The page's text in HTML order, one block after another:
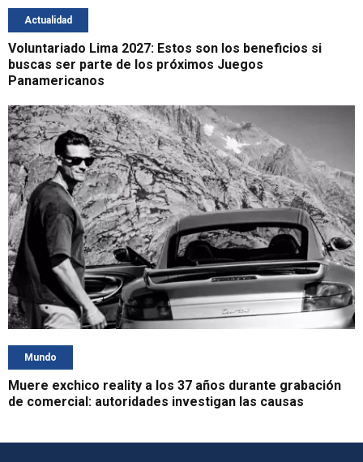
Actualidad
Voluntariado Lima 2027: Estos son los beneficios si
buscas ser parte de los próximos Juegos
Panamericanos
Mundo
Muere exchico reality a los 37 años durante grabación
de comercial: autoridades investigan las causas